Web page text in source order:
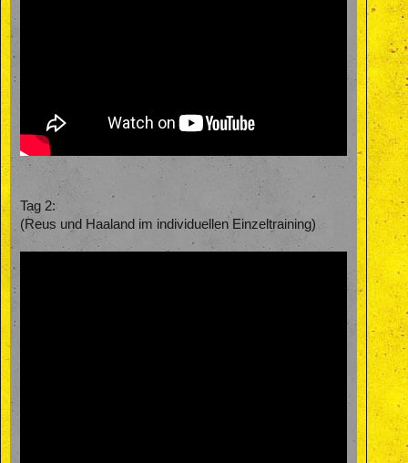
Tag 2:
(Reus und Haaland im individuellen Einzeltraining)